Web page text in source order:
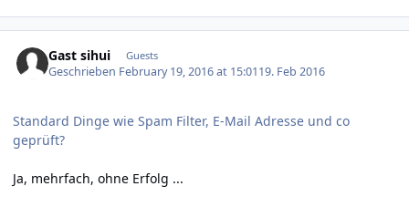
Gast sihui Guests
Geschrieben February 19, 2016 at 15:0119. Feb 2016
Standard Dinge wie Spam Filter, E-Mail Adresse und co
geprüft?
Ja, mehrfach, ohne Erfolg ...